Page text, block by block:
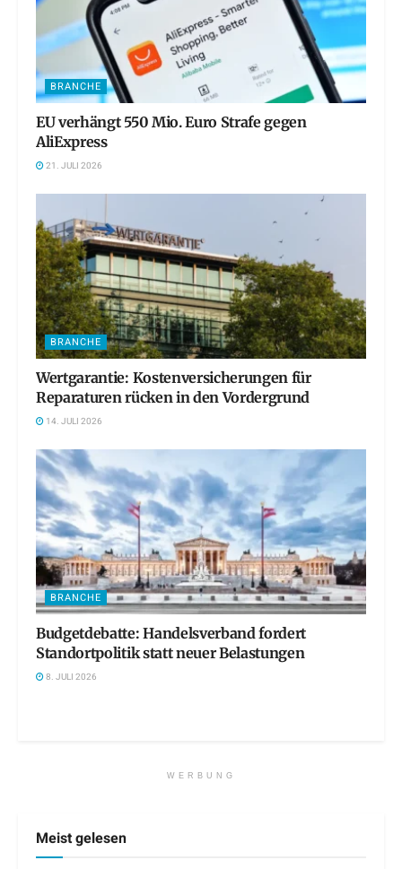
BRANCHE
EU verhängt 550 Mio. Euro Strafe gegen
AliExpress
21. JULI 2026
BRANCHE
Wertgarantie: Kostenversicherungen für
Reparaturen rücken in den Vordergrund
14. JULI 2026
BRANCHE
Budgetdebatte: Handelsverband fordert
Standortpolitik statt neuer Belastungen
8. JULI 2026
WERBUNG
Meist gelesen